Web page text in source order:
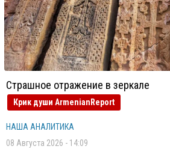
Страшное отражение в зеркале
Крик души ArmenianReport
НАША АНАЛИТИКА
08 Августа 2026 - 14:09